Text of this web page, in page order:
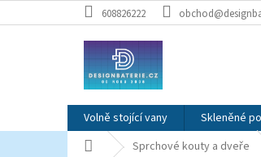
na
608826222
Volně stojící vany Skleněné
Domů Sprchové kouty a dveře